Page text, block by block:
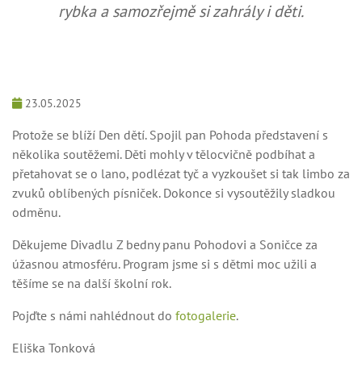
rybka a samozřejmě si zahrály i děti.
23.05.2025
Protože se blíží Den dětí. Spojil pan Pohoda představení s
několika soutěžemi. Děti mohly v tělocvičně podbíhat a
přetahovat se o lano, podlézat tyč a vyzkoušet si tak limbo za
zvuků oblíbených písniček. Dokonce si vysoutěžily sladkou
odměnu.
Děkujeme Divadlu Z bedny panu Pohodovi a Soničce za
úžasnou atmosféru. Program jsme si s dětmi moc užili a
těšíme se na další školní rok.
Pojďte s námi nahlédnout do fotogalerie.
Eliška Tonková